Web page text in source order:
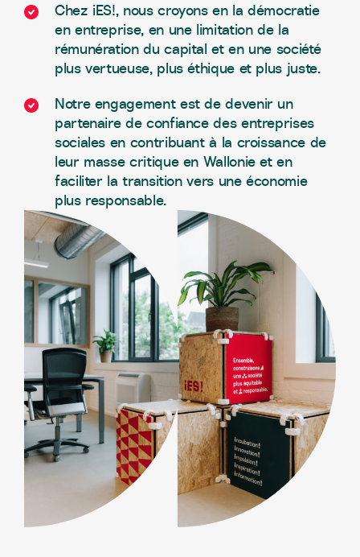
Chez iES!, nous croyons en la démocratie
en entreprise, en une limitation de la
rémunération du capital et en une société
plus vertueuse, plus éthique et plus juste.
Notre engagement est de devenir un
partenaire de confiance des entreprises
sociales en contribuant à la croissance de
leur masse critique en Wallonie et en
faciliter la transition vers une économie
plus responsable.